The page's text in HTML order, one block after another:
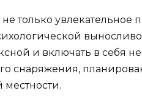
только увлекательное
и включать в себя
снаряжения,
местности.